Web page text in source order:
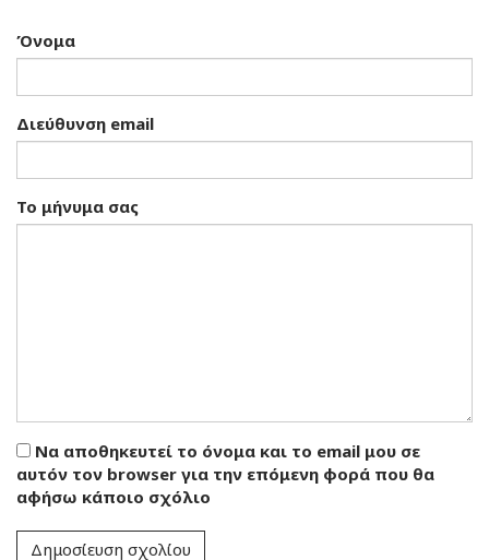
Όνομα
Διεύθυνση email
Το μήνυμα σας
Να αποθηκευτεί το όνομα και το email μου σε
αυτόν τον browser για την επόμενη φορά που θα
αφήσω κάποιο σχόλιο